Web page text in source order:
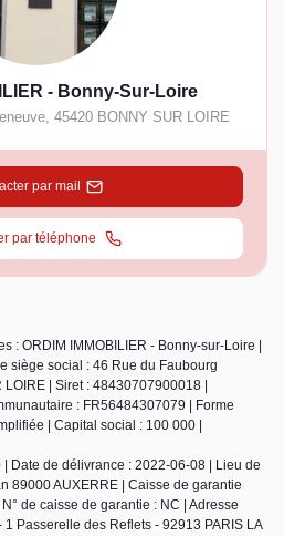
- Bonny-Sur-Loire
45420 BONNY SUR LOIRE
par mail
par téléphone
: ORDIM IMMOBILIER - Bonny-sur-Loire |
siège social : 46 Rue du Faubourg
| Siret : 48430707900018 |
: FR56484307079 | Forme
| Capital social : 100 000 |
Date de délivrance : 2022-06-08 | Lieu de
89000 AUXERRE | Caisse de garantie
de caisse de garantie : NC | Adresse
Passerelle des Reflets - 92913 PARIS LA